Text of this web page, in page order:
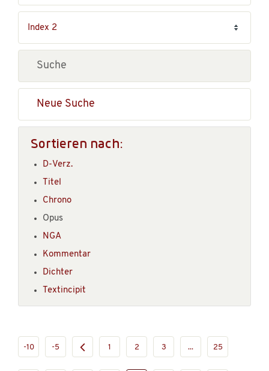
Neue Suche
Sortieren nach:
D-Verz.
Titel
Chrono
Opus
NGA
Kommentar
Dichter
Textincipit
-10 -5 1 2 3 ... 25